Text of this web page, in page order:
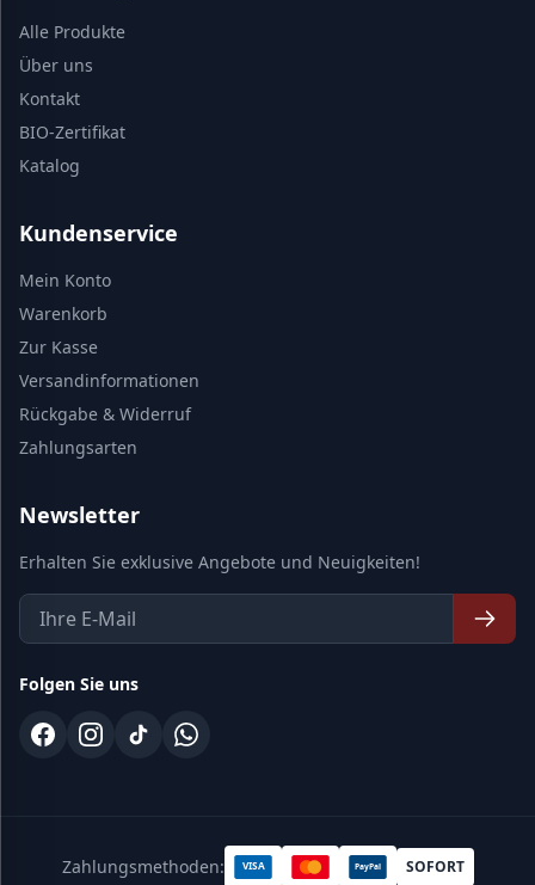
Alle Produkte
Über uns
Kontakt
BIO-Zertifikat
Katalog
Kundenservice
Mein Konto
Warenkorb
Zur Kasse
Versandinformationen
Rückgabe & Widerruf
Zahlungsarten
Newsletter
Erhalten Sie exklusive Angebote und Neuigkeiten!
Folgen Sie uns
Zahlungsmethoden: VISA PayPal SOFORT